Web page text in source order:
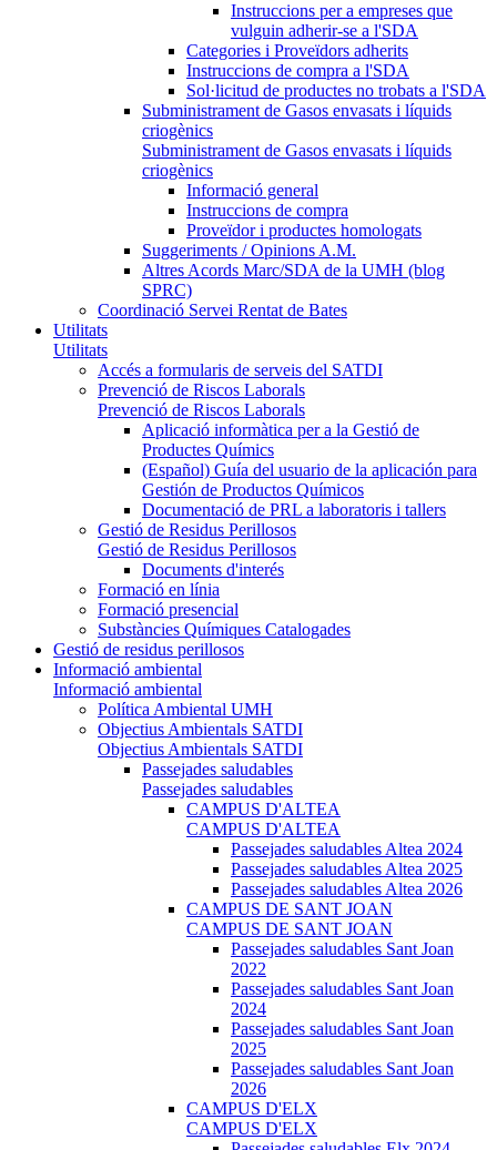
Instruccions per a empreses que
vulguin adherir-se a l'SDA
Categories i Proveïdors adherits
Instruccions de compra a l'SDA
Sol·licitud de productes no trobats a l'SDA
Subministrament de Gasos envasats i líquids
criogènics
Subministrament de Gasos envasats i líquids
criogènics
Informació general
Instruccions de compra
Proveïdor i productes homologats
Suggeriments / Opinions A.M.
Altres Acords Marc/SDA de la UMH (blog
SPRC)
Coordinació Servei Rentat de Bates
Utilitats
Utilitats
Accés a formularis de serveis del SATDI
Prevenció de Riscos Laborals
Prevenció de Riscos Laborals
Aplicació informàtica per a la Gestió de
Productes Químics
(Español) Guía del usuario de la aplicación para
Gestión de Productos Químicos
Documentació de PRL a laboratoris i tallers
Gestió de Residus Perillosos
Gestió de Residus Perillosos
Documents d'interés
Formació en línia
Formació presencial
Substàncies Químiques Catalogades
Gestió de residus perillosos
Informació ambiental
Informació ambiental
Política Ambiental UMH
Objectius Ambientals SATDI
Objectius Ambientals SATDI
Passejades saludables
Passejades saludables
CAMPUS D'ALTEA
CAMPUS D'ALTEA
Passejades saludables Altea 2024
Passejades saludables Altea 2025
Passejades saludables Altea 2026
CAMPUS DE SANT JOAN
CAMPUS DE SANT JOAN
Passejades saludables Sant Joan
2022
Passejades saludables Sant Joan
2024
Passejades saludables Sant Joan
2025
Passejades saludables Sant Joan
2026
CAMPUS D'ELX
CAMPUS D'ELX